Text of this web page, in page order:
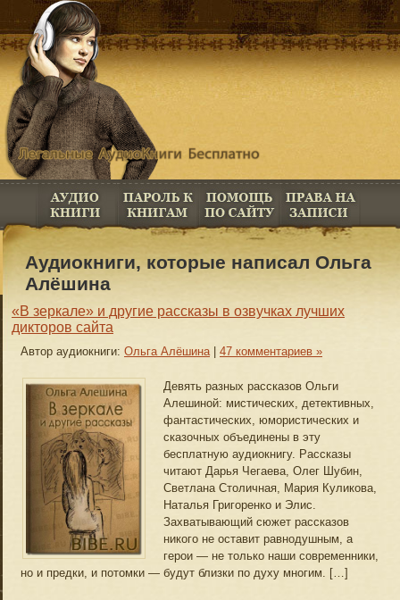
Аудиокниги, которые написал Ольга
Алёшина
«В зеркале» и другие рассказы в озвучках лучших
дикторов сайта
Автор аудиокниги: Ольга Алёшина| 47 комментариев »
Девять разных рассказов Ольги
Алешиной: мистических, детективных,
фантастических, юмористических и
сказочных объединены в эту
бесплатную аудиокнигу. Рассказы
читают Дарья Чегаева, Олег Шубин,
Светлана Столичная, Мария Куликова,
Наталья Григоренко и Элис.
Захватывающий сюжет рассказов
никого не оставит равнодушным, а
герои — не только наши современники,
но и предки, и потомки — будут близки по духу многим. […]